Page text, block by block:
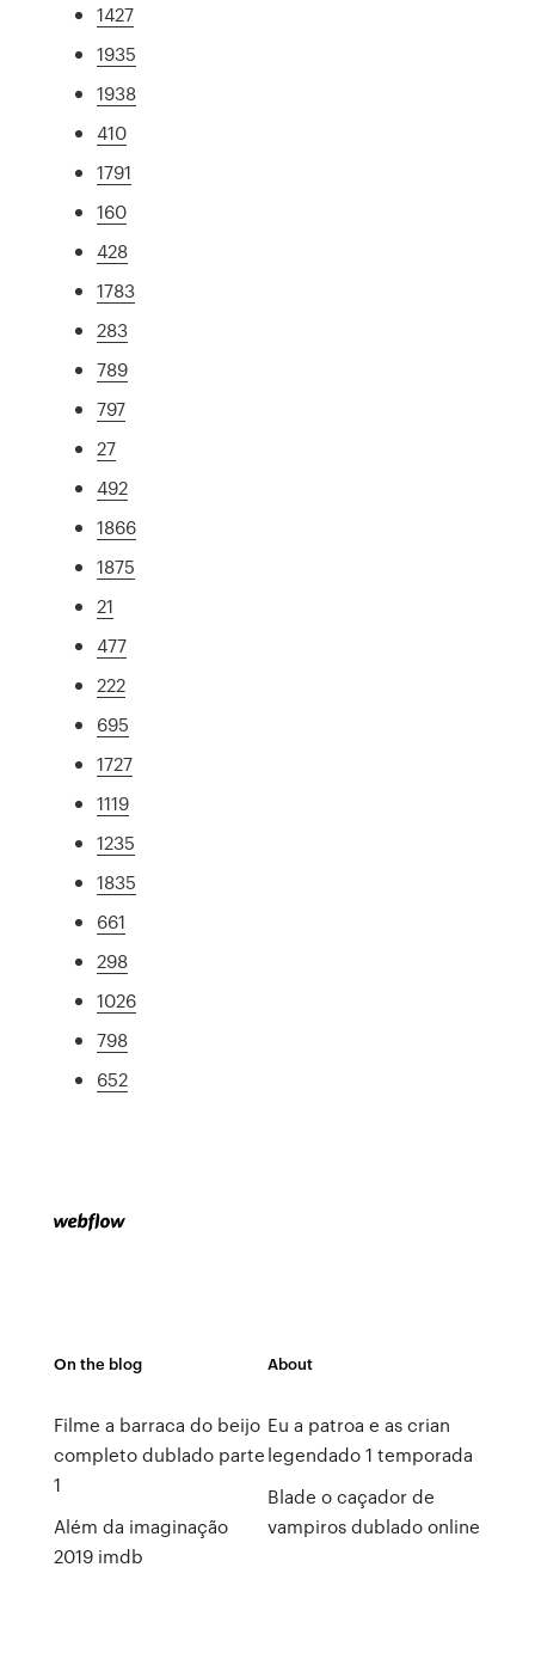
1427
1935
1938
410
1791
160
428
1783
283
789
797
27
492
1866
1875
21
477
222
695
1727
1119
1235
1835
661
298
1026
798
652
On the blog
Filme a barraca do beijo
completo dublado parte
1
Além da imaginação
2019 imdb
About
Eu a patroa e as crian
legendado 1 temporada
Blade o caçador de
vampiros dublado online